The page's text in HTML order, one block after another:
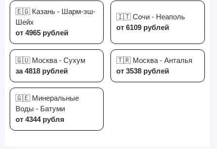
🇪🇬 Казань - Шарм-эш-
Шейх
от 4965 рублей
🇮🇹 Сочи - Неаполь
от 6109 рублей
🇬🇺 Москва - Сухум
за 4818 рублей
🇹🇷 Москва - Анталья
от 3538 рублей
🇬🇪 Минеральные
Воды - Батуми
от 4344 рубля